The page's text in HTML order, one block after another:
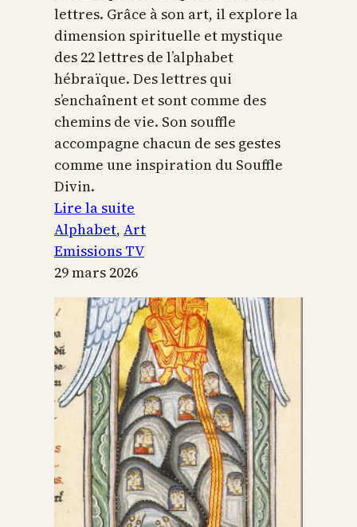
lettres. Grâce à son art, il explore la
dimension spirituelle et mystique
des 22 lettres de l’alphabet
hébraïque. Des lettres qui
s’enchaînent et sont comme des
chemins de vie. Son souffle
accompagne chacun de ses gestes
comme une inspiration du Souffle
Divin.
Lire la suite
L’alphabet
sacré
Alphabet, Art
Emissions TV
29 mars 2026